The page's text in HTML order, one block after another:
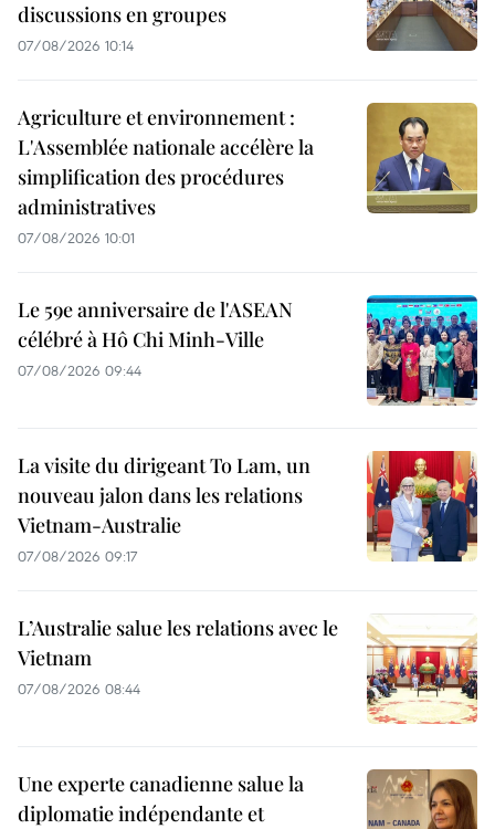
discussions en groupes
07/08/2026 10:14
Agriculture et environnement :
L'Assemblée nationale accélère la
simplification des procédures
administratives
07/08/2026 10:01
Le 59e anniversaire de l'ASEAN
célébré à Hô Chi Minh-Ville
07/08/2026 09:44
La visite du dirigeant To Lam, un
nouveau jalon dans les relations
Vietnam-Australie
07/08/2026 09:17
L’Australie salue les relations avec le
Vietnam
07/08/2026 08:44
Une experte canadienne salue la
diplomatie indépendante et